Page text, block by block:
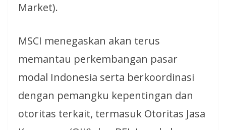
Market).
MSCI menegaskan akan terus
memantau perkembangan pasar
modal Indonesia serta berkoordinasi
dengan pemangku kepentingan dan
otoritas terkait, termasuk Otoritas Jasa